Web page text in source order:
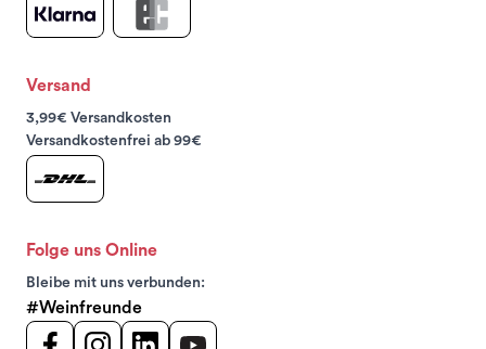
Versand
3,99€ Versandkosten
Versandkostenfrei ab 99€
Folge uns Online
Bleibe mit uns verbunden:
#Weinfreunde